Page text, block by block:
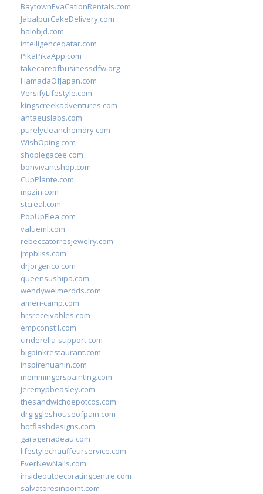
BaytownEvaCationRentals.com
JabalpurCakeDelivery.com
halobjd.com
intelligenceqatar.com
PikaPikaApp.com
takecareofbusinessdfw.org
HamadaOfJapan.com
VersifyLifestyle.com
kingscreekadventures.com
antaeuslabs.com
purelycleanchemdry.com
WishOping.com
shoplegacee.com
bonvivantshop.com
CupPlante.com
mpzin.com
stcreal.com
PopUpFlea.com
valueml.com
rebeccatorresjewelry.com
jmpbliss.com
drjorgerico.com
queensushipa.com
wendyweimerdds.com
ameri-camp.com
hrsreceivables.com
empconst1.com
cinderella-support.com
bigpinkrestaurant.com
inspirehuahin.com
memmingerspainting.com
jeremypbeasley.com
thesandwichdepotcos.com
drgiggleshouseofpain.com
hotflashdesigns.com
garagenadeau.com
lifestylechauffeurservice.com
EverNewNails.com
insideoutdecoratingcentre.com
salvatoresinpoint.com